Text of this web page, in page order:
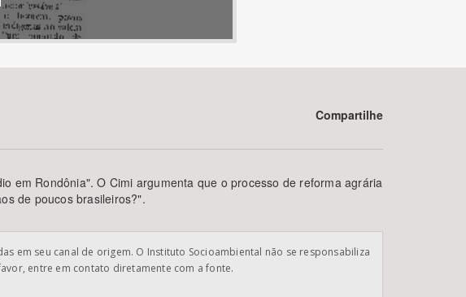
BUSCAR
Compartilhe
em Rondônia". O Cimi argumenta que o processo de reforma agrária
de poucos brasileiros?".
em seu canal de origem. O Instituto Socioambiental não se responsabiliza
entre em contato diretamente com a fonte.